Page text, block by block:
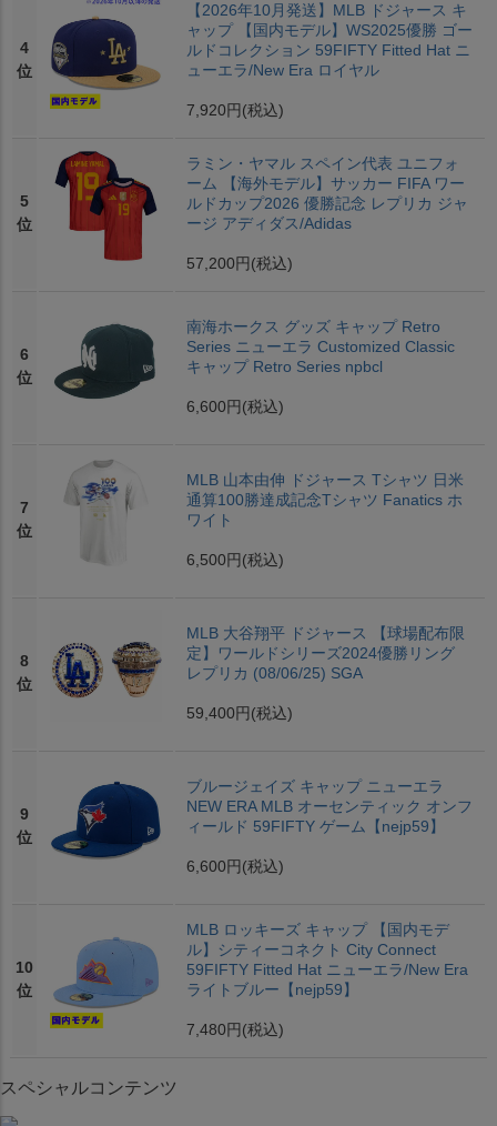
4
位
【2026年10月発送】MLB ドジャース キ
ャップ 【国内モデル】WS2025優勝 ゴー
ルドコレクション 59FIFTY Fitted Hat ニ
ューエラ/New Era ロイヤル
7,920円 (税込)
5
位
ラミン・ヤマル スペイン代表 ユニフォ
ーム 【海外モデル】サッカー FIFA ワー
ルドカップ2026 優勝記念 レプリカ ジャ
ージ アディダス/Adidas
57,200円 (税込)
6
位
南海ホークス グッズ キャップ Retro
Series ニューエラ Customized Classic
キャップ Retro Series npbcl
6,600円 (税込)
7
位
MLB 山本由伸 ドジャース Tシャツ 日米
通算100勝達成記念Tシャツ Fanatics ホ
ワイト
6,500円 (税込)
8
位
MLB 大谷翔平 ドジャース 【球場配布限
定】ワールドシリーズ2024優勝リング
レプリカ (08/06/25) SGA
59,400円 (税込)
9
位
ブルージェイズ キャップ ニューエラ
NEW ERA MLB オーセンティック オンフ
ィールド 59FIFTY ゲーム【nejp59】
6,600円 (税込)
10
位
MLB ロッキーズ キャップ 【国内モデ
ル】シティーコネクト City Connect
59FIFTY Fitted Hat ニューエラ/New Era
ライトブルー【nejp59】
7,480円 (税込)
スペシャルコンテンツ